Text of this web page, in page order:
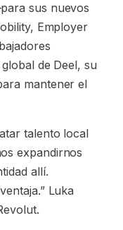
sus nuevos
Employer
de Deel, su
mantener el
talento local
expandirnos
allí.
Luka